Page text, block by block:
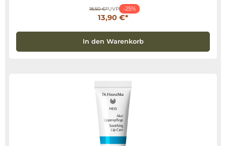
18,50 €*UVP -25%
13,90 €*
In den Warenkorb